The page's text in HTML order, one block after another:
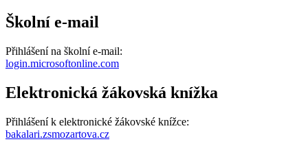
Školní e-mail
Přihlášení na školní e-mail:
login.microsoftonline.com
Elektronická žákovská knížka
Přihlášení k elektronické žákovské knížce:
bakalari.zsmozartova.cz